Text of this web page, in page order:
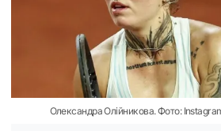
Олександра Олійникова. Фото: